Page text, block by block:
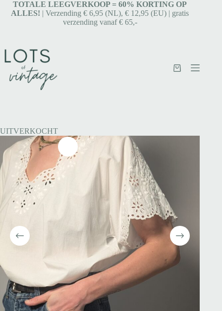
TOTALE LEEGVERKOOP = 60% KORTING OP
ALLES! | Verzending € 6,95 (NL), € 12,95 (EU) | gratis
verzending vanaf € 65,-
UITVERKOCHT